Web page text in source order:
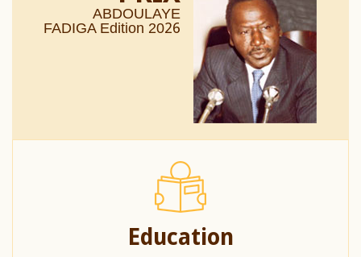
ABDOULAYE
FADIGA Edition 2026
Education